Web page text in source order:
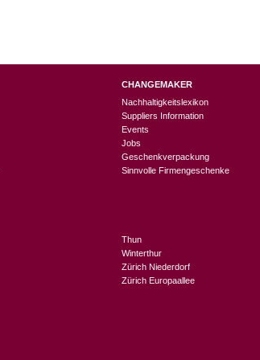
CHANGEMAKER
Nachhaltigkeitslexikon
Suppliers Information
Events
Jobs
Geschenkverpackung
Sinnvolle Firmengeschenke
Thun
Winterthur
Zürich Niederdorf
Zürich Europaallee